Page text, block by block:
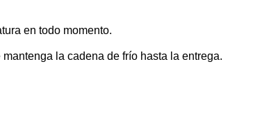
en todo momento.
la cadena de frío hasta la entrega.